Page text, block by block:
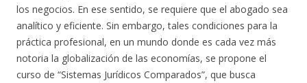
los negocios. En ese sentido, se requiere que el abogado sea
analítico y eficiente. Sin embargo, tales condiciones para la
práctica profesional, en un mundo donde es cada vez más
notoria la globalización de las economías, se propone el
curso de “Sistemas Jurídicos Comparados”, que busca